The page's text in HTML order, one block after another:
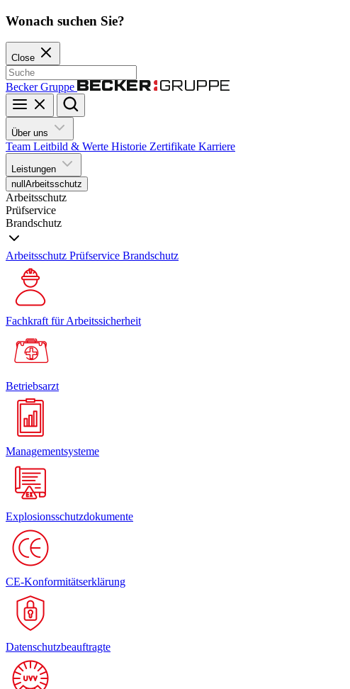
Wonach suchen Sie?
Close
Becker Gruppe
Über uns
Team Leitbild & Werte Historie Zertifikate Karriere
Leistungen
null Arbeitsschutz
Arbeitsschutz
Prüfservice
Brandschutz
Arbeitsschutz Prüfservice Brandschutz
Fachkraft für Arbeitssicherheit
Betriebsarzt
Managementsysteme
Explosionsschutzdokumente
CE-Konformitätserklärung
Datenschutzbeauftragte